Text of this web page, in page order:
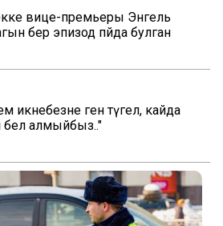
вице-премьеры Энгель
бер эпизод пәйда булган
икәнебезне генә түгел, кайда
белә алмыйбыз.."